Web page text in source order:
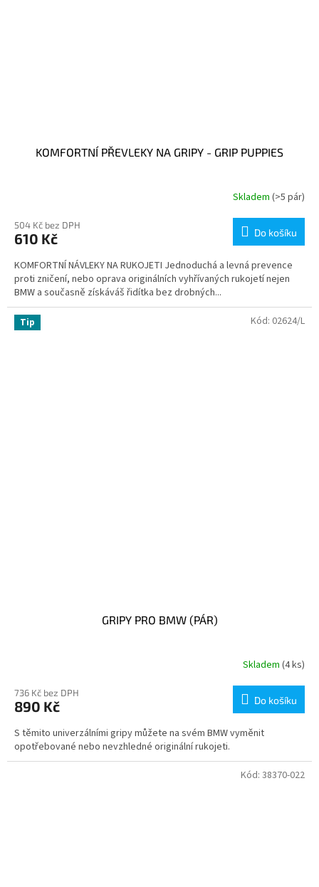
KOMFORTNÍ PŘEVLEKY NA GRIPY - GRIP PUPPIES
Skladem (>5 pár)
504 Kč bez DPH
610 Kč Do košíku
KOMFORTNÍ NÁVLEKY NA RUKOJETI Jednoduchá a levná prevence
proti zničení, nebo oprava originálních vyhřívaných rukojetí nejen
BMW a současně získáváš řidítka bez drobných...
Tip
GRIPY PRO BMW (PÁR)
Skladem (4 ks)
736 Kč bez DPH
890 Kč Do košíku
S těmito univerzálními gripy můžete na svém BMW vyměnit
opotřebované nebo nevzhledné originální rukojeti.
Kód: 02624/L
Kód: 38370-022